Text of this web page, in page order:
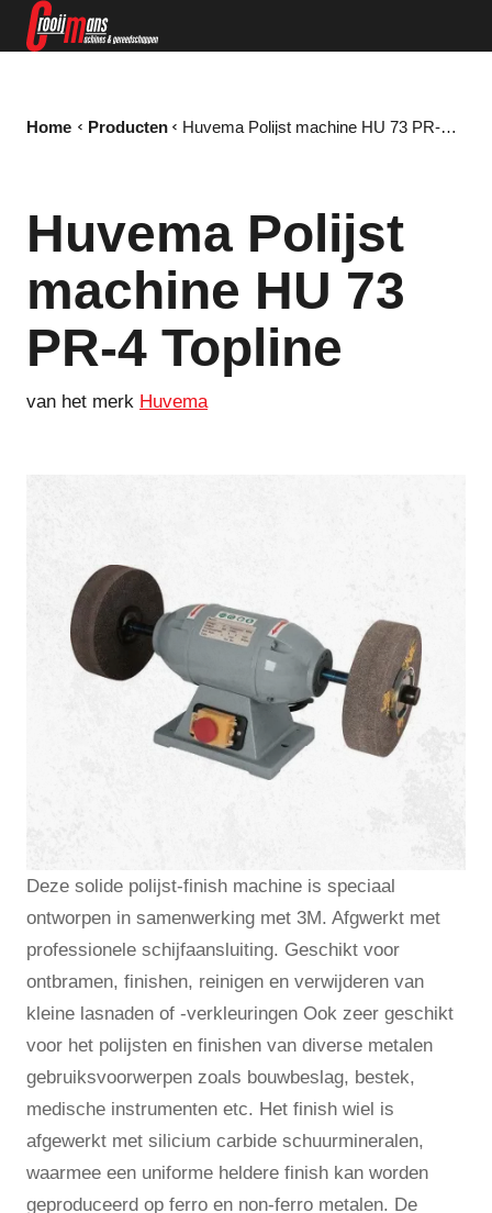
Home Producten Huvema Polijst machine HU 73 PR-4 Topline
Huvema Polijst
machine HU 73
PR-4 Topline
van het merk Huvema
Deze solide polijst-finish machine is speciaal
ontworpen in samenwerking met 3M. Afgwerkt met
professionele schijfaansluiting. Geschikt voor
ontbramen, finishen, reinigen en verwijderen van
kleine lasnaden of -verkleuringen Ook zeer geschikt
voor het polijsten en finishen van diverse metalen
gebruiksvoorwerpen zoals bouwbeslag, bestek,
medische instrumenten etc. Het finish wiel is
afgewerkt met silicium carbide schuurmineralen,
waarmee een uniforme heldere finish kan worden
geproduceerd op ferro en non-ferro metalen. De